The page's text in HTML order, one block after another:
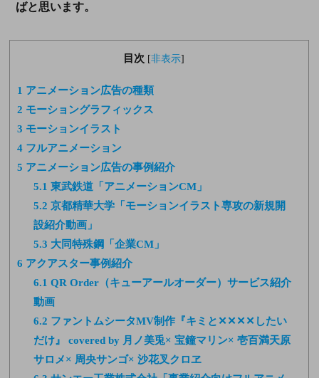
ばと思います。
目次 [非表示]
1 アニメーション広告の種類
2 モーショングラフィックス
3 モーションイラスト
4 フルアニメーション
5 アニメーション広告の事例紹介
5.1 東武鉄道「アニメーションCM」
5.2 京都精華大学「モーションイラスト専攻の新規開
設紹介動画」
5.3 大同特殊鋼「企業CM」
6 アクアスター事例紹介
6.1 QR Order（キューアールオーダー）サービス紹介
動画
6.2 ファントムシータMV制作『キミと✕✕✕✕したい
だけ』 covered by 月ノ美兎× 宝鐘マリン× 壱百満天原
サロメ× 周央サンゴ× 沙花叉クロヱ